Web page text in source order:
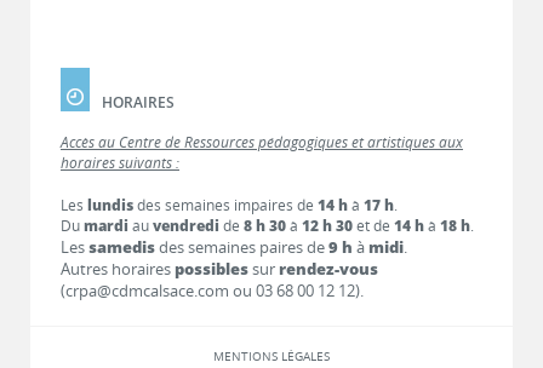
HORAIRES
Accès au Centre de Ressources pédagogiques et artistiques aux
horaires suivants :
Les lundisdes semaines impaires de 14 hà 17 h.
Dumardi auvendredi de 8 h 30à 12 h 30et de 14 hà 18 h.
Lessamedisdes semaines paires de9 h à midi.
Autres horaires possiblessur rendez-vous
(crpa@cdmcalsace.com ou 03 68 00 12 12).
MENTIONS LÉGALES